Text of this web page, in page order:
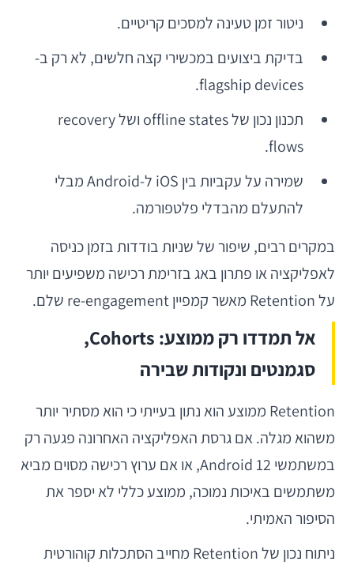
ניטור זמן טעינה למסכים קריטיים.
בדיקת ביצועים במכשירי קצה חלשים, לא רק ב-
flagship devices.
תכנון נכון של offline states ושל recovery
flows.
שמירה על עקביות בין iOS ל-Android מבלי
להתעלם מהבדלי פלטפורמה.
במקרים רבים, שיפור של שניות בודדות בזמן כניסה
לאפליקציה או פתרון באג בזרימת רכישה משפיעים יותר
על Retention מאשר קמפיין re-engagement שלם.
אל תמדדו רק ממוצע: Cohorts,
סגמנטים ונקודות שבירה
Retention ממוצע הוא נתון בעייתי כי הוא מסתיר יותר
משהוא מגלה. אם גרסת האפליקציה האחרונה פגעה רק
במשתמשי Android 12, או אם ערוץ רכישה מסוים מביא
משתמשים באיכות נמוכה, ממוצע כללי לא יספר את
הסיפור האמיתי.
ניתוח נכון של Retention מחייב הסתכלות קוהורטית